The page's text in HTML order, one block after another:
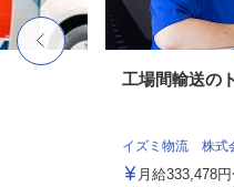
工場間輸送の
イズミ物流 株式
月給333,478